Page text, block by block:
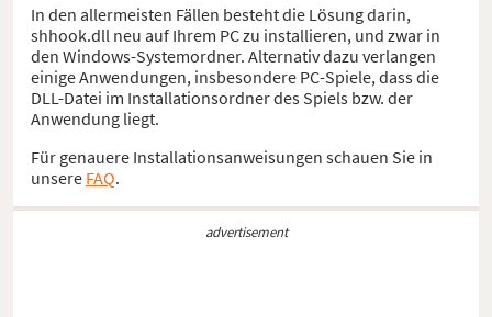
In den allermeisten Fällen besteht die Lösung darin,
shhook.dll neu auf Ihrem PC zu installieren, und zwar in
den Windows-Systemordner. Alternativ dazu verlangen
einige Anwendungen, insbesondere PC-Spiele, dass die
DLL-Datei im Installationsordner des Spiels bzw. der
Anwendung liegt.
Für genauere Installationsanweisungen schauen Sie in
unsere FAQ.
advertisement